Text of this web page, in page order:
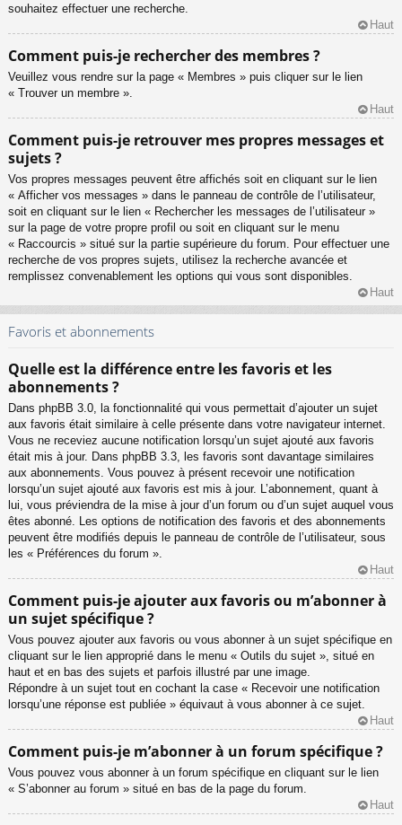
souhaitez effectuer une recherche.
Haut
Comment puis-je rechercher des membres ?
Veuillez vous rendre sur la page « Membres » puis cliquer sur le lien
« Trouver un membre ».
Haut
Comment puis-je retrouver mes propres messages et
sujets ?
Vos propres messages peuvent être affichés soit en cliquant sur le lien
« Afficher vos messages » dans le panneau de contrôle de l’utilisateur,
soit en cliquant sur le lien « Rechercher les messages de l’utilisateur »
sur la page de votre propre profil ou soit en cliquant sur le menu
« Raccourcis » situé sur la partie supérieure du forum. Pour effectuer une
recherche de vos propres sujets, utilisez la recherche avancée et
remplissez convenablement les options qui vous sont disponibles.
Haut
Favoris et abonnements
Quelle est la différence entre les favoris et les
abonnements ?
Dans phpBB 3.0, la fonctionnalité qui vous permettait d’ajouter un sujet
aux favoris était similaire à celle présente dans votre navigateur internet.
Vous ne receviez aucune notification lorsqu’un sujet ajouté aux favoris
était mis à jour. Dans phpBB 3.3, les favoris sont davantage similaires
aux abonnements. Vous pouvez à présent recevoir une notification
lorsqu’un sujet ajouté aux favoris est mis à jour. L’abonnement, quant à
lui, vous préviendra de la mise à jour d’un forum ou d’un sujet auquel vous
êtes abonné. Les options de notification des favoris et des abonnements
peuvent être modifiés depuis le panneau de contrôle de l’utilisateur, sous
les « Préférences du forum ».
Haut
Comment puis-je ajouter aux favoris ou m’abonner à
un sujet spécifique ?
Vous pouvez ajouter aux favoris ou vous abonner à un sujet spécifique en
cliquant sur le lien approprié dans le menu « Outils du sujet », situé en
haut et en bas des sujets et parfois illustré par une image.
Répondre à un sujet tout en cochant la case « Recevoir une notification
lorsqu’une réponse est publiée » équivaut à vous abonner à ce sujet.
Haut
Comment puis-je m’abonner à un forum spécifique ?
Vous pouvez vous abonner à un forum spécifique en cliquant sur le lien
« S’abonner au forum » situé en bas de la page du forum.
Haut